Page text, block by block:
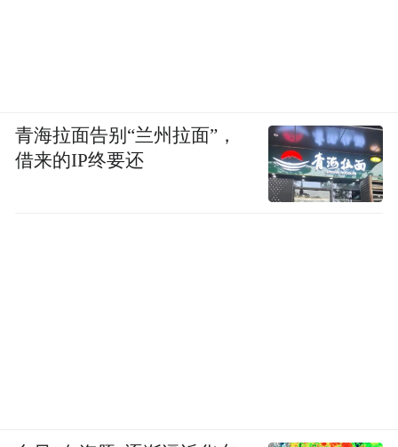
青海拉面告别“兰州拉面”，
借来的IP终要还